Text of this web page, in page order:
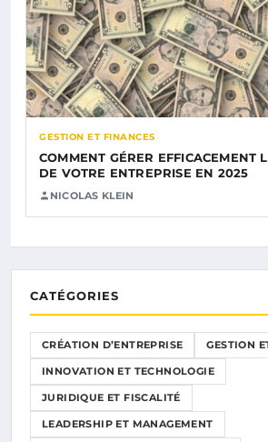
GESTION ET FINANCES
COMMENT GÉRER EFFICACEMENT
DE VOTRE ENTREPRISE EN 2025
NICOLAS KLEIN
CATÉGORIES
CRÉATION D’ENTREPRISE GESTION
INNOVATION ET TECHNOLOGIE
JURIDIQUE ET FISCALITÉ
LEADERSHIP ET MANAGEMENT